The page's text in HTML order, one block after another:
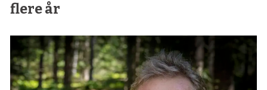
flere år